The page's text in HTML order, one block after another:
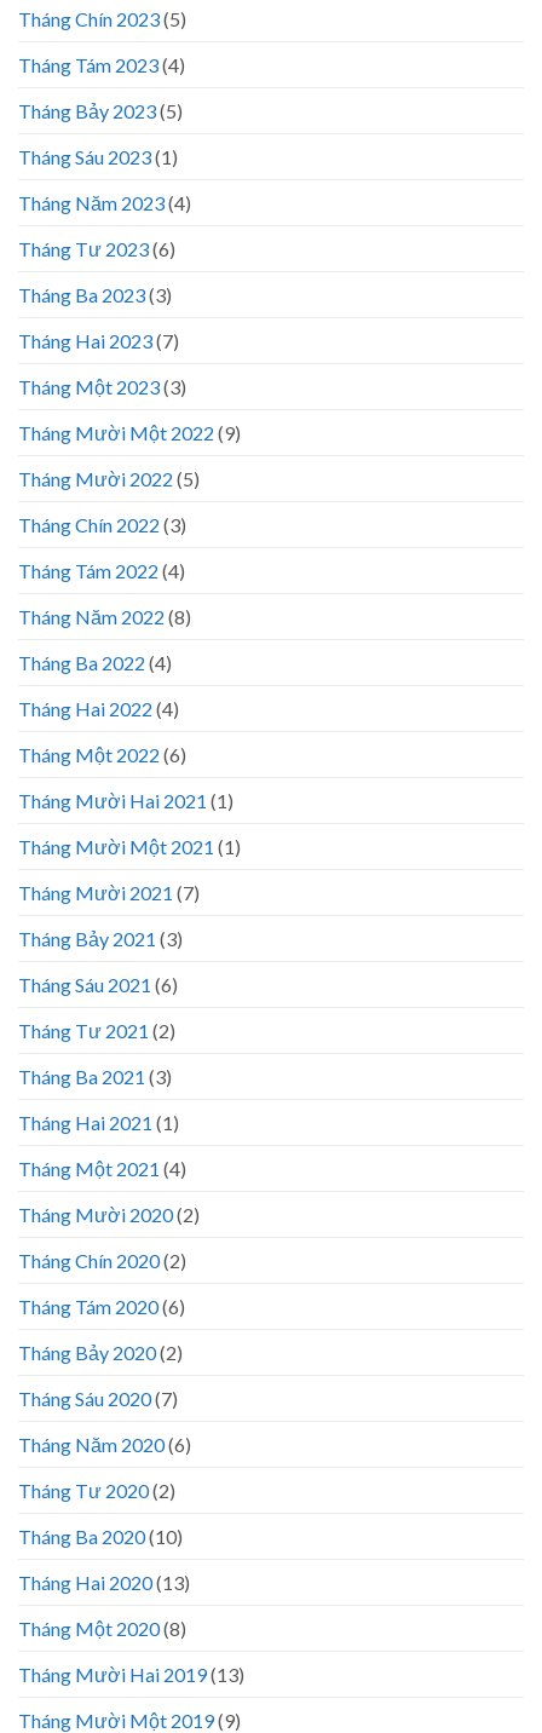
Tháng Chín 2023(5)
Tháng Tám 2023(4)
Tháng Bảy 2023(5)
Tháng Sáu 2023(1)
Tháng Năm 2023(4)
Tháng Tư 2023(6)
Tháng Ba 2023(3)
Tháng Hai 2023(7)
Tháng Một 2023(3)
Tháng Mười Một 2022 (9)
Tháng Mười 2022 (5)
Tháng Chín 2022 (3)
Tháng Tám 2022 (4)
Tháng Năm 2022 (8)
Tháng Ba 2022 (4)
Tháng Hai 2022 (4)
Tháng Một 2022 (6)
Tháng Mười Hai 2021 (1)
Tháng Mười Một 2021 (1)
Tháng Mười 2021 (7)
Tháng Bảy 2021 (3)
Tháng Sáu 2021 (6)
Tháng Tư 2021 (2)
Tháng Ba 2021 (3)
Tháng Hai 2021 (1)
Tháng Một 2021 (4)
Tháng Mười 2020(2)
Tháng Chín 2020(2)
Tháng Tám 2020(6)
Tháng Bảy 2020(2)
Tháng Sáu 2020(7)
Tháng Năm 2020(6)
Tháng Tư 2020(2)
Tháng Ba 2020(10)
Tháng Hai 2020(13)
Tháng Một 2020(8)
Tháng Mười Hai 2019(13)
Tháng Mười Một 2019(9)